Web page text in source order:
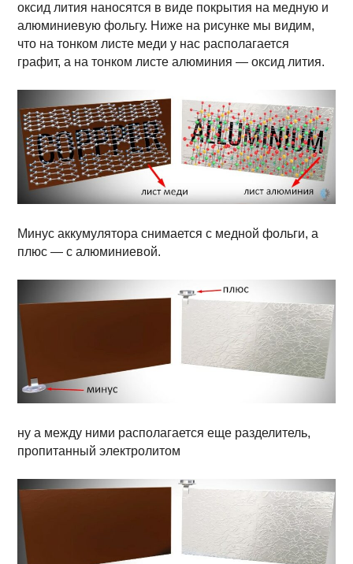
оксид лития наносятся в виде покрытия на медную и
алюминиевую фольгу. Ниже на рисунке мы видим,
что на тонком листе меди у нас располагается
графит, а на тонком листе алюминия — оксид лития.
Минус аккумулятора снимается с медной фольги, а
плюс — с алюминиевой.
ну а между ними располагается еще разделитель,
пропитанный электролитом